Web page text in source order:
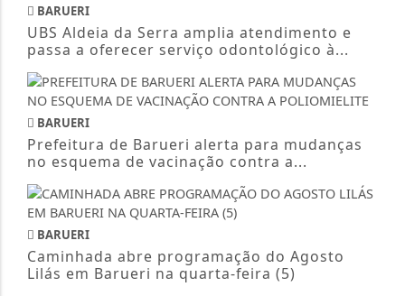
BARUERI
UBS Aldeia da Serra amplia atendimento e
passa a oferecer serviço odontológico à...
BARUERI
Prefeitura de Barueri alerta para mudanças
no esquema de vacinação contra a...
BARUERI
Caminhada abre programação do Agosto
Lilás em Barueri na quarta-feira (5)